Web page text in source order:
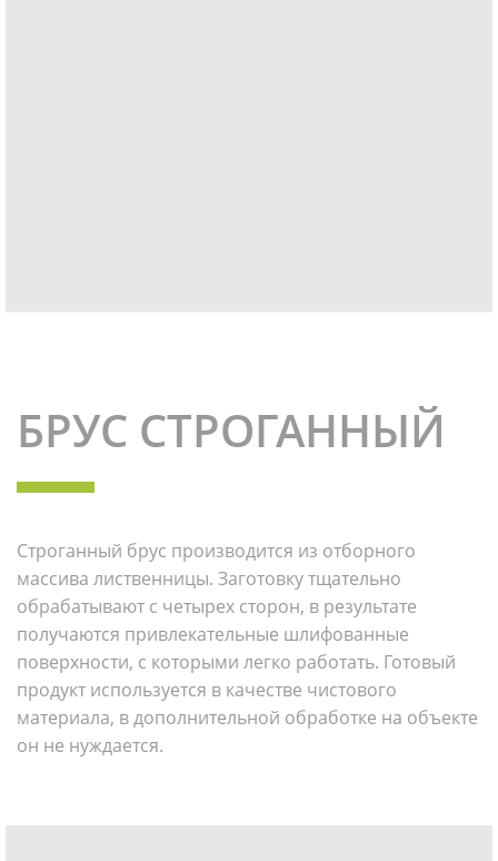
БРУС СТРОГАННЫЙ
Строганный брус производится из отборного
массива лиственницы. Заготовку тщательно
обрабатывают с четырех сторон, в результате
получаются привлекательные шлифованные
поверхности, с которыми легко работать. Готовый
продукт используется в качестве чистового
материала, в дополнительной обработке на объекте
он не нуждается.